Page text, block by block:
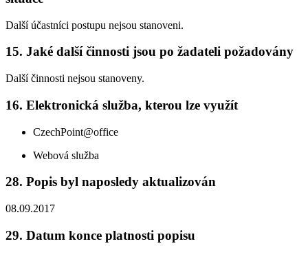
Další účastníci postupu nejsou stanoveni.
15. Jaké další činnosti jsou po žadateli požadovány
Další činnosti nejsou stanoveny.
16. Elektronická služba, kterou lze využít
CzechPoint@office
Webová služba
28. Popis byl naposledy aktualizován
08.09.2017
29. Datum konce platnosti popisu